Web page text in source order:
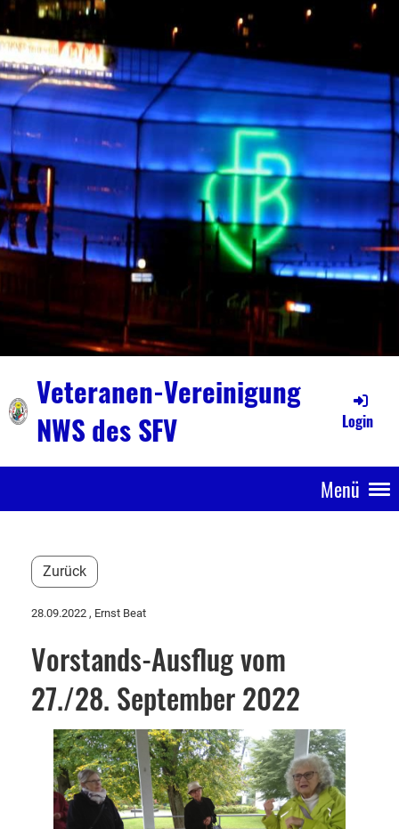
Veteranen-Vereinigung
NWS des SFV
Login
Menü
Zurück
28.09.2022 , Ernst Beat
Vorstands-Ausflug vom
27./28. September 2022